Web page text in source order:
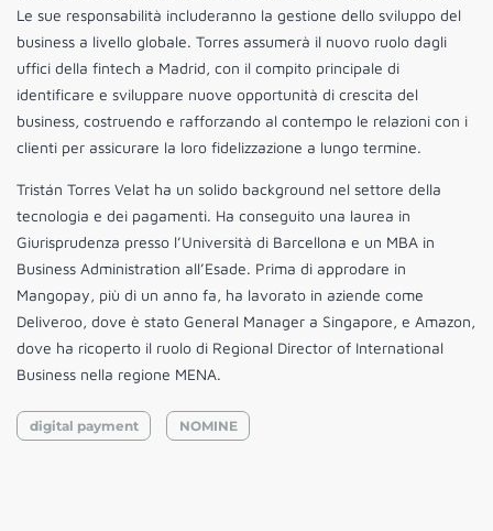
Le sue responsabilità includeranno la gestione dello sviluppo del
business a livello globale. Torres assumerà il nuovo ruolo dagli
uffici della fintech a Madrid, con il compito principale di
identificare e sviluppare nuove opportunità di crescita del
business, costruendo e rafforzando al contempo le relazioni con i
clienti per assicurare la loro fidelizzazione a lungo termine.
Tristán Torres Velat ha un solido background nel settore della
tecnologia e dei pagamenti. Ha conseguito una laurea in
Giurisprudenza presso l’Università di Barcellona e un MBA in
Business Administration all’Esade. Prima di approdare in
Mangopay, più di un anno fa, ha lavorato in aziende come
Deliveroo, dove è stato General Manager a Singapore, e Amazon,
dove ha ricoperto il ruolo di Regional Director of International
Business nella regione MENA.
digital payment NOMINE